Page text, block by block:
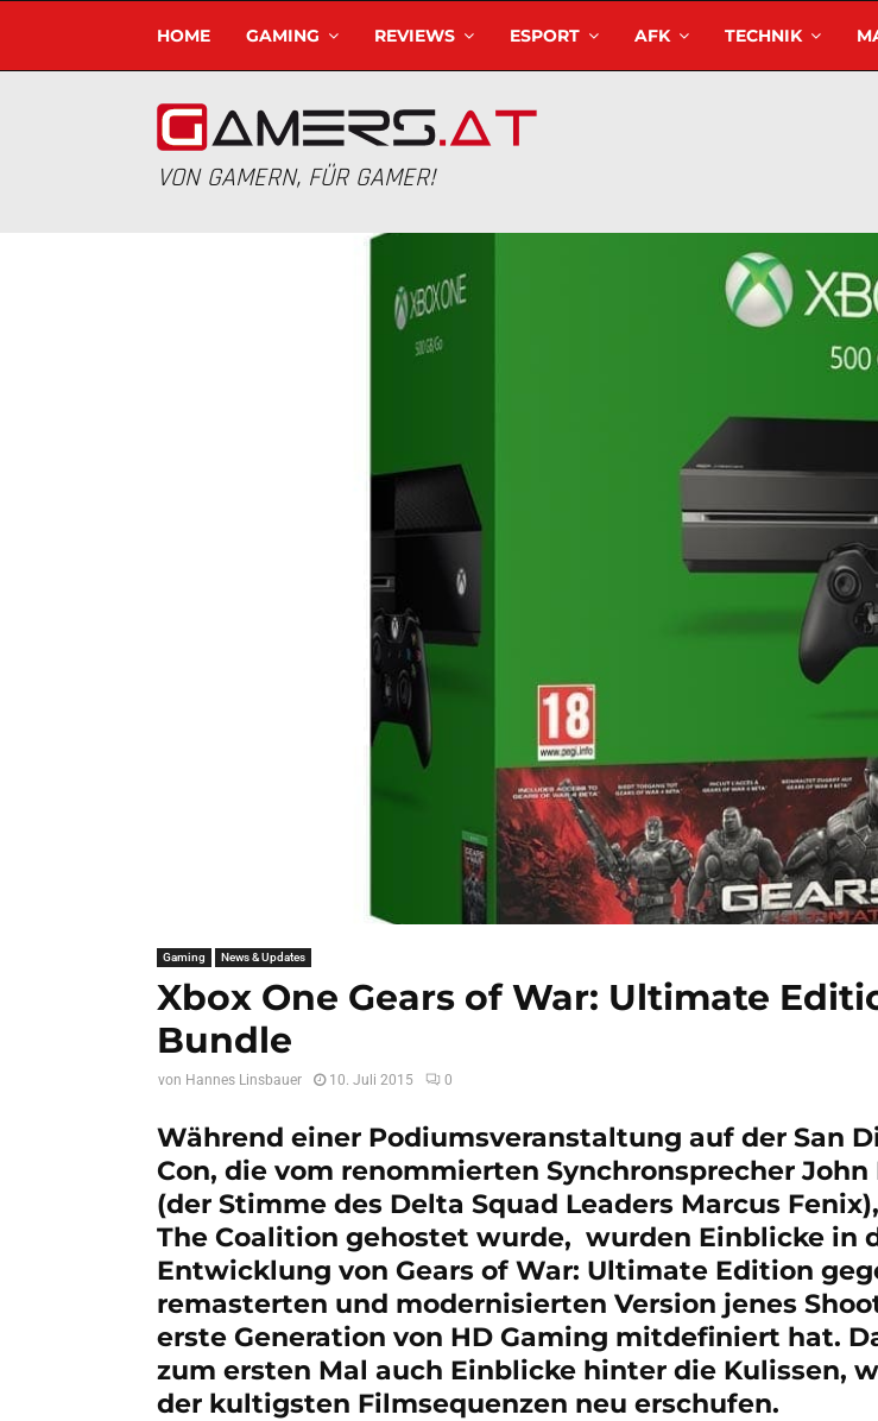
HOME GAMING REVIEWS ESPORT AFK TECHNIK
VON GAMERN, FÜR GAMER!
Gaming News & Updates
Xbox One Gears of War: Ultimate
Bundle
von Hannes Linsbauer 10. Juli 2015 0
Während einer Podiumsveranstaltung auf der San
Con, die vom renommierten Synchronsprecher John
(der Stimme des Delta Squad Leaders Marcus
The Coalition gehostet wurde, wurden Einblicke in
Entwicklung von Gears of War: Ultimate Edition
remasterten und modernisierten Version jenes
erste Generation von HD Gaming mitdefiniert hat.
zum ersten Mal auch Einblicke hinter die Kulissen,
der kultigsten Filmsequenzen neu erschufen.